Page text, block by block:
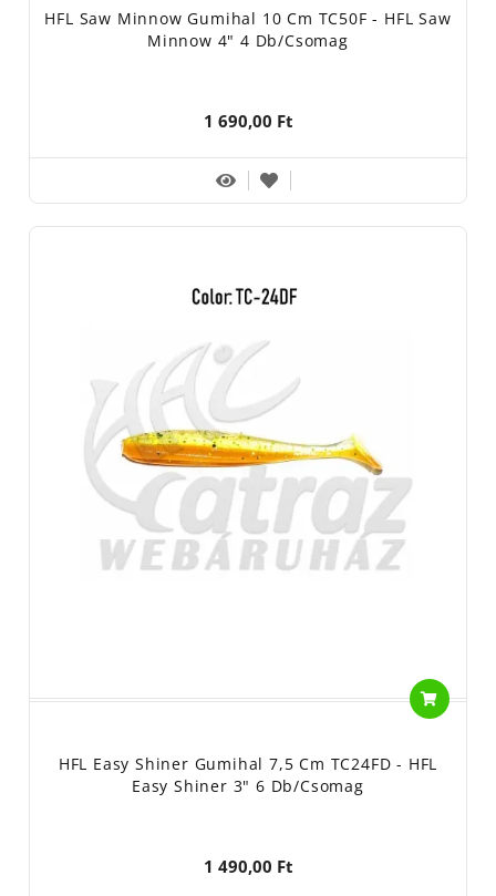
HFL Saw Minnow Gumihal 10 Cm TC50F - HFL Saw
Minnow 4" 4 Db/csomag
1 690,00 Ft
HFL Easy Shiner Gumihal 7,5 Cm TC24FD - HFL
Easy Shiner 3" 6 Db/csomag
1 490,00 Ft